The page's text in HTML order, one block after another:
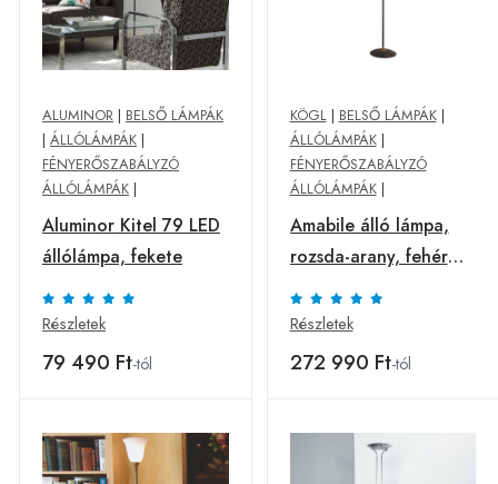
ALUMINOR | BELSŐ LÁMPÁK
| ÁLLÓLÁMPÁK |
FÉNYERŐSZABÁLYZÓ
ÁLLÓLÁMPÁK |
Aluminor Kitel 79 LED
állólámpa, fekete
Részletek
79 490 Ft-tól
KÖGL| BELSŐ LÁMPÁK|
ÁLLÓLÁMPÁK|
FÉNYERŐSZABÁLYZÓ
ÁLLÓLÁMPÁK|
Amabile álló lámpa,
rozsda-arany, fehér
üveggel
Részletek
272 990 Ft-tól